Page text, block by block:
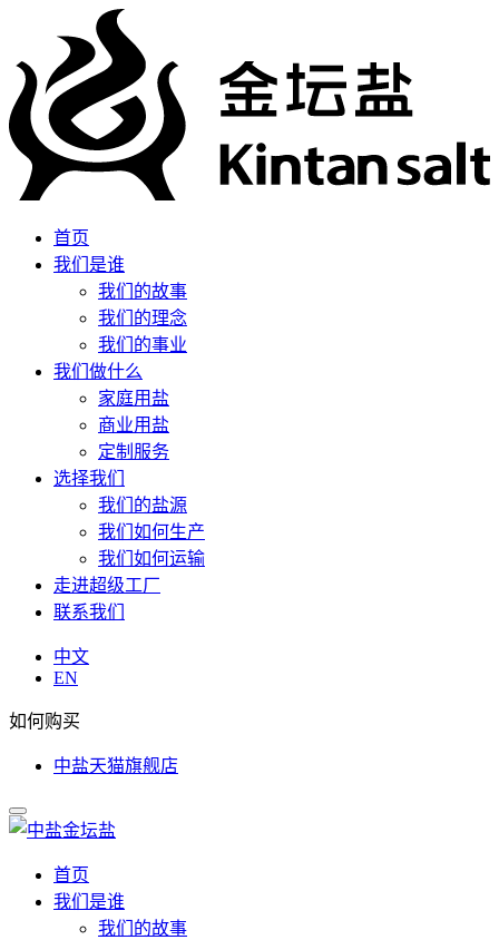
首页
我们是谁
我们的故事
我们的理念
我们的事业
我们做什么
家庭用盐
商业用盐
定制服务
选择我们
我们的盐源
我们如何生产
我们如何运输
走进超级工厂
联系我们
中文
EN
如何购买
中盐天猫旗舰店
首页
我们是谁
我们的故事